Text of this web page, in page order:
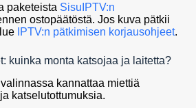
paketeista SisuIPTV:n
ostopäätöstä. Jos kuva pätkii
IPTV:n pätkimisen korjausohjeet.
kuinka monta katsojaa ja laitetta?
kannattaa miettiä
katselutottumuksia.